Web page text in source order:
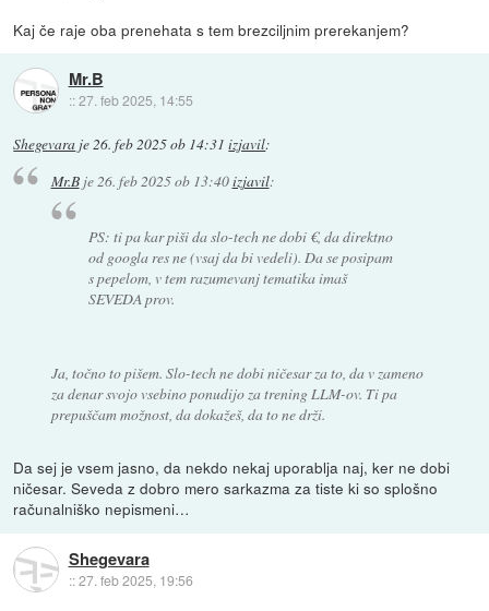
Kaj če raje oba prenehata s tem brezciljnim prerekanjem?
Mr.B
::27. feb 2025, 14:55
Shegevara je26. feb 2025 ob 14:31 izjavil:
Mr.Bje 26. feb 2025 ob 13:40izjavil:
PS: ti pa kar piši da slo-tech ne dobi €, da direktno
od googla res ne (vsaj da bi vedeli). Da se posipam
s pepelom, v tem razumevanj tematika imaš
SEVEDA prov.
Ja, točno to pišem. Slo-tech ne dobi ničesar za to, da v zameno
za denar svojo vsebino ponudijo za trening LLM-ov. Ti pa
prepuščam možnost, da dokažeš, da to ne drži.
Da sej je vsem jasno, da nekdo nekaj uporablja naj, ker ne dobi
ničesar. Seveda z dobro mero sarkazma za tiste ki so splošno
računalniško nepismeni…
Shegevara
::27. feb 2025, 19:56